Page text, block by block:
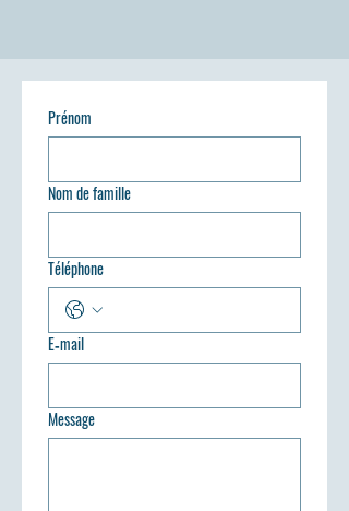
Prénom
Nom de famille
Téléphone
E‑mail
Message